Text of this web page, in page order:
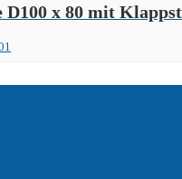
D100 x 80 mit